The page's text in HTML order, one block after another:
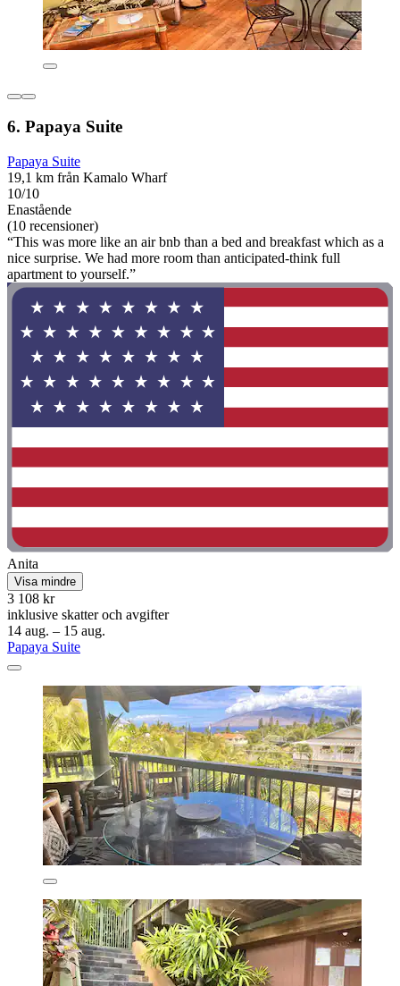
6. Papaya Suite
Papaya Suite
19,1 km från Kamalo Wharf
10/10
Enastående
(10 recensioner)
“This was more like an air bnb than a bed and breakfast which as a
nice surprise. We had more room than anticipated-think full
apartment to yourself.”
Anita
Visa mindre
3 108 kr
inklusive skatter och avgifter
14 aug. – 15 aug.
Papaya Suite